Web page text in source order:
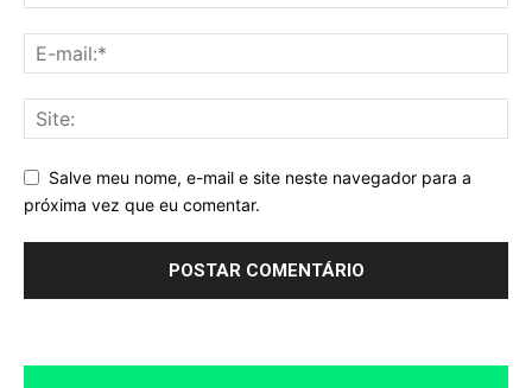
Salve meu nome, e-mail e site neste navegador para a
próxima vez que eu comentar.